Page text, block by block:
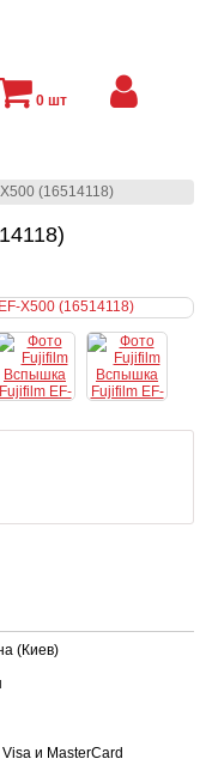
(16514118)
(Киев)
и MasterCard
0 шт